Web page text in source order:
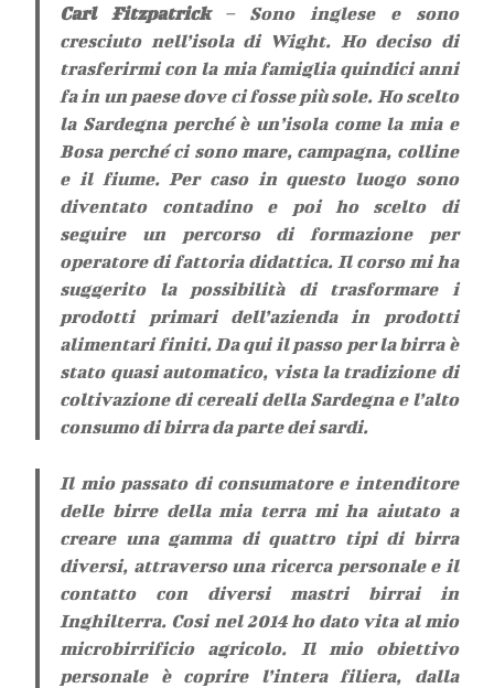
Carl Fitzpatrick– Sono inglese e sono
cresciuto nell’isola di Wight. Ho deciso di
trasferirmi con la mia famiglia quindici anni
fa in un paese dove ci fosse più sole. Ho scelto
la Sardegna perché è un’isola come la mia e
Bosa perché ci sono mare, campagna, colline
e il fiume. Per caso in questo luogo sono
diventato contadino e poi ho scelto di
seguire un percorso di formazione per
operatore di fattoria didattica. Il corso mi ha
suggerito la possibilità di trasformare i
prodotti primari dell’azienda in prodotti
alimentari finiti. Da qui il passo per la birra è
stato quasi automatico, vista la tradizione di
coltivazione di cereali della Sardegna e l’alto
consumo di birra da parte dei sardi.
Il mio passato di consumatore e intenditore
delle birre della mia terra mi ha aiutato a
creare una gamma di quattro tipi di birra
diversi, attraverso una ricerca personale e il
contatto con diversi mastri birrai in
Inghilterra. Cosi nel 2014 ho dato vita al mio
microbirrificio agricolo. Il mio obiettivo
personale è coprire l’intera filiera, dalla